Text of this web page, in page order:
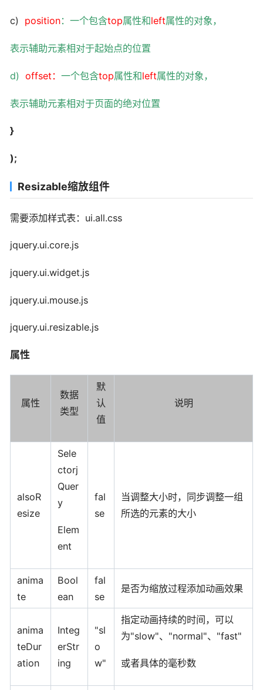
c) position：一个包含top属性和left属性的对象，
表示辅助元素相对于起始点的位置
d) offset： 一个包含top属性和left属性的对象，
表示辅助元素相对于页面的绝对位置
}
);
Resizable缩放组件
需要添加样式表：ui.all.css
jquery.ui.core.js
jquery.ui.widget.js
jquery.ui.mouse.js
jquery.ui.resizable.js
属性
属性
数据
类型
默
认
值
说明
alsoR
esize
Sele
ctorj
Quer
y
Elem
ent
fal
se
当调整大小时，同步调整一组
所选的元素的大小
anima
te
Bool
ean
fal
se
是否为缩放过程添加动画效果
anima
teDur
ation
Integ
erStr
ing
"sl
o
w"
指定动画持续的时间，可以
为"slow"、"normal"、"fast"
或者具体的毫秒数